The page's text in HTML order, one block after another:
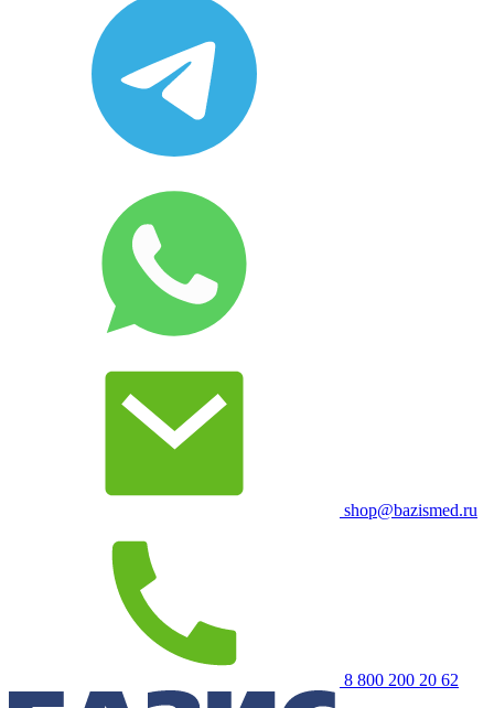
shop@bazismed.ru
8 800 200 20 62